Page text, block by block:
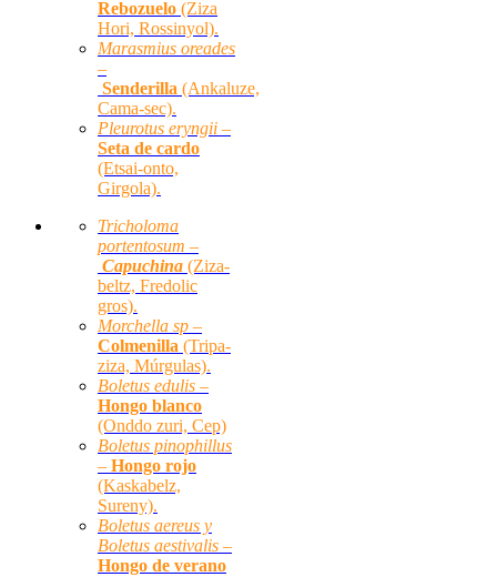
Rebozuelo (Ziza
Hori, Rossinyol).
Marasmius oreades
–
Senderilla (Ankaluze,
Cama-sec).
Pleurotus eryngii –
Seta de cardo
(Etsai-onto,
Girgola).
Tricholoma
portentosum –
Capuchina (Ziza-
beltz, Fredolic
gros).
Morchella sp –
Colmenilla (Tripa-
ziza, Múrgulas).
Boletus edulis –
Hongo blanco
(Onddo zuri, Cep)
Boletus pinophillus
– Hongo rojo
(Kaskabelz,
Sureny).
Boletus aereus y
Boletus aestivalis –
Hongo de verano